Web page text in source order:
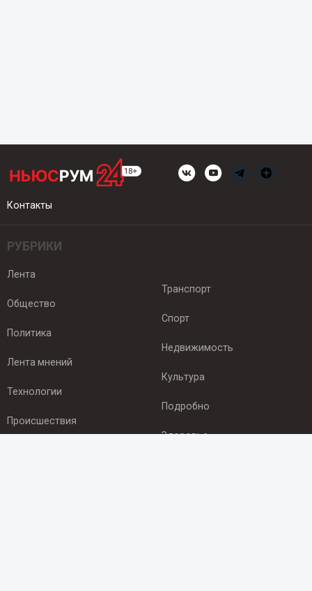
Контакты
РУБРИКИ
Лента
Общество
Политика
Лента мнений
Технологии
Происшествия
Транспорт
Спорт
Недвижимость
Культура
Подробно
Здоровье